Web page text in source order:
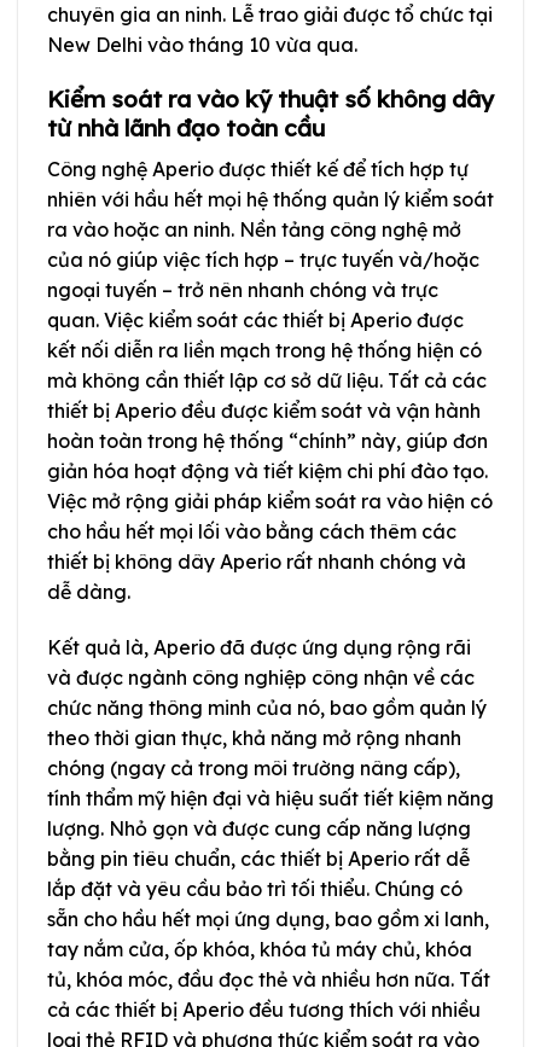
chuyên gia an ninh. Lễ trao giải được tổ chức tại
New Delhi vào tháng 10 vừa qua.
Kiểm soát ra vào kỹ thuật số không dây
từ nhà lãnh đạo toàn cầu
Công nghệ Aperio được thiết kế để tích hợp tự
nhiên với hầu hết mọi hệ thống quản lý kiểm soát
ra vào hoặc an ninh. Nền tảng công nghệ mở
của nó giúp việc tích hợp – trực tuyến và/hoặc
ngoại tuyến – trở nên nhanh chóng và trực
quan. Việc kiểm soát các thiết bị Aperio được
kết nối diễn ra liền mạch trong hệ thống hiện có
mà không cần thiết lập cơ sở dữ liệu. Tất cả các
thiết bị Aperio đều được kiểm soát và vận hành
hoàn toàn trong hệ thống “chính” này, giúp đơn
giản hóa hoạt động và tiết kiệm chi phí đào tạo.
Việc mở rộng giải pháp kiểm soát ra vào hiện có
cho hầu hết mọi lối vào bằng cách thêm các
thiết bị không dây Aperio rất nhanh chóng và
dễ dàng.
Kết quả là, Aperio đã được ứng dụng rộng rãi
và được ngành công nghiệp công nhận về các
chức năng thông minh của nó, bao gồm quản lý
theo thời gian thực, khả năng mở rộng nhanh
chóng (ngay cả trong môi trường nâng cấp),
tính thẩm mỹ hiện đại và hiệu suất tiết kiệm năng
lượng. Nhỏ gọn và được cung cấp năng lượng
bằng pin tiêu chuẩn, các thiết bị Aperio rất dễ
lắp đặt và yêu cầu bảo trì tối thiểu. Chúng có
sẵn cho hầu hết mọi ứng dụng, bao gồm xi lanh,
tay nắm cửa, ốp khóa, khóa tủ máy chủ, khóa
tủ, khóa móc, đầu đọc thẻ và nhiều hơn nữa. Tất
cả các thiết bị Aperio đều tương thích với nhiều
loại thẻ RFID và phương thức kiểm soát ra vào